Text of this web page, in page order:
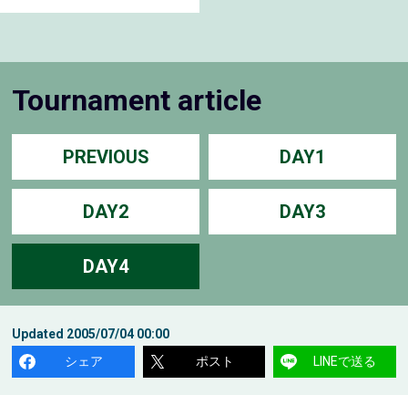
Tournament article
PREVIOUS DAY1
DAY2 DAY3
DAY4
Updated 2005/07/04 00:00
シェア
ポスト LINEで送る